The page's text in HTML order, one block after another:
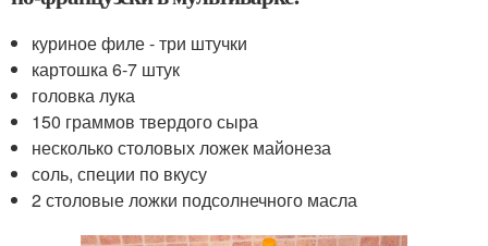
куриное филе - три штучки
картошка 6-7 штук
головка лука
150 граммов твердого сыра
несколько столовых ложек майонеза
соль, специи по вкусу
2 столовые ложки подсолнечного масла